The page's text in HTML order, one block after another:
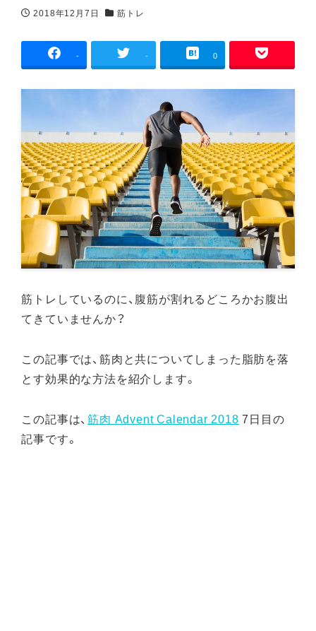
投稿日
2018年12月7日
カテゴリー
筋トレ
- - 0
筋トレしているのに、腹筋が割れるどころかお腹出
てきていませんか？
この記事では、筋肉と共についてしまった脂肪を落
とす効果的な方法を紹介します。
この記事は、筋肉 Advent Calendar 2018 7日目の
記事です。